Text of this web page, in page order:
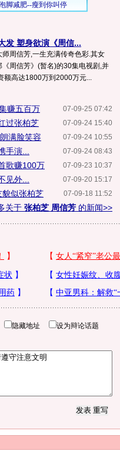
发 塑身欲演《周信...
周信芳,一生充满传奇色彩.其女
《周信芳》(暂名)的30集电视剧,并
额高达1800万到2000万元...
07-09-25 07:42
赚五百万
07-09-24 15:40
过张柏芝
07-09-24 10:55
满脸笑容
07-09-24 08:43
手演...
07-09-23 10:37
歌赚100万
07-09-20 15:17
见外...
07-09-18 11:52
似张柏芝
关于 张柏芝 周信芳 的新闻>>
隐藏地址 设为辩论话题